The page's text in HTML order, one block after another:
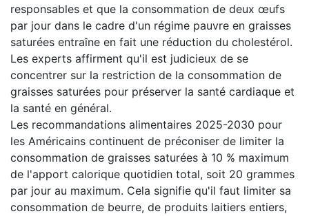
responsables et que la consommation de deux œufs
par jour dans le cadre d'un régime pauvre en graisses
saturées entraîne en fait une réduction du cholestérol.
Les experts affirment qu'il est judicieux de se
concentrer sur la restriction de la consommation de
graisses saturées pour préserver la santé cardiaque et
la santé en général.
Les recommandations alimentaires 2025-2030 pour
les Américains continuent de préconiser de limiter la
consommation de graisses saturées à 10 % maximum
de l'apport calorique quotidien total, soit 20 grammes
par jour au maximum. Cela signifie qu'il faut limiter sa
consommation de beurre, de produits laitiers entiers,